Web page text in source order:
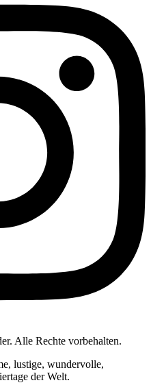
Alle Rechte vorbehalten.
lustige, wundervolle,
der Welt.